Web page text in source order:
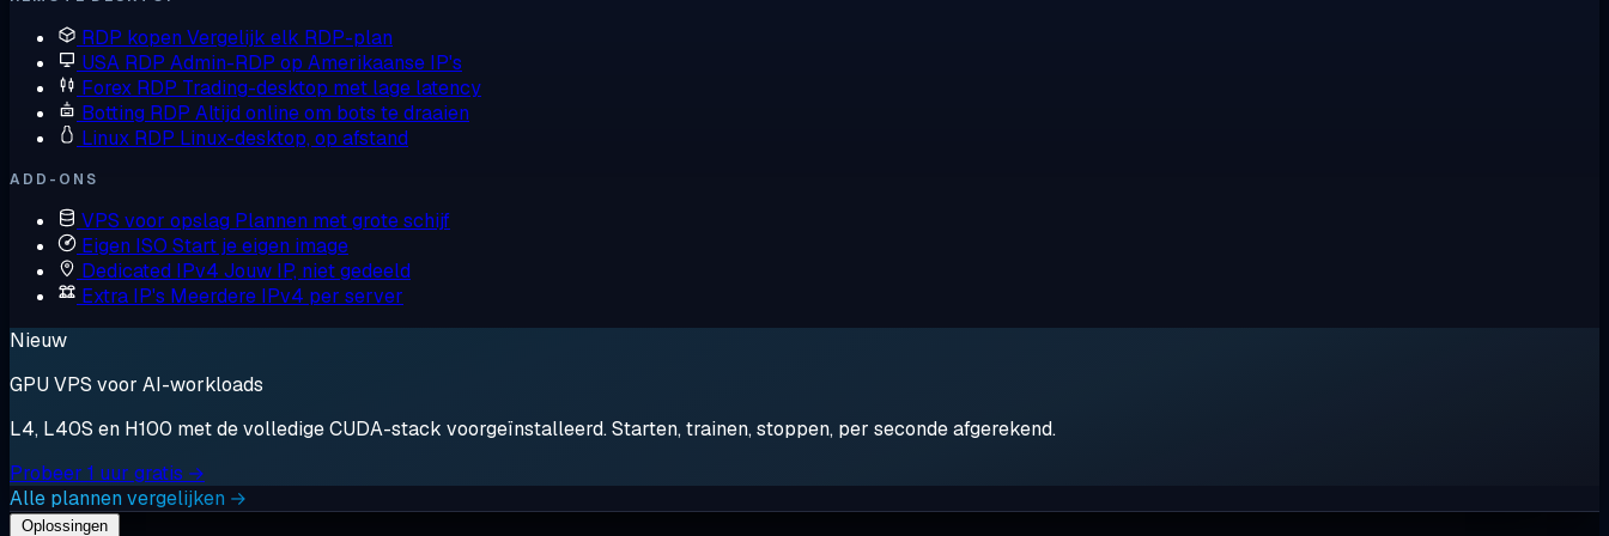
RDP kopen Vergelijk elk RDP-plan
USA RDP Admin-RDP op Amerikaanse IP's
Forex RDP Trading-desktop met lage latency
Botting RDP Altijd online om bots te draaien
Linux RDP Linux-desktop, op afstand
ADD-ONS
VPS voor opslag Plannen met grote schijf
Eigen ISO Start je eigen image
Dedicated IPv4 Jouw IP, niet gedeeld
Extra IP's Meerdere IPv4 per server
Nieuw
GPU VPS voor AI-workloads
L4, L40S en H100 met de volledige CUDA-stack voorgeïnstalleerd. Starten, trainen, stoppen, per seconde afgerekend.
Probeer 1 uur gratis →
Alle plannen vergelijken →